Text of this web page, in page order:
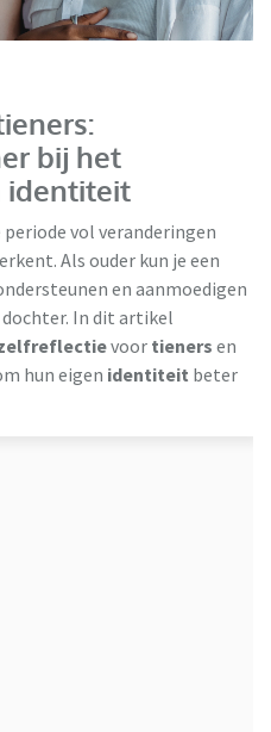
bij het
identiteit
vol veranderingen
Als ouder kun je een
en aanmoedigen
In dit artikel
voor tieners en
hun eigen identiteit beter